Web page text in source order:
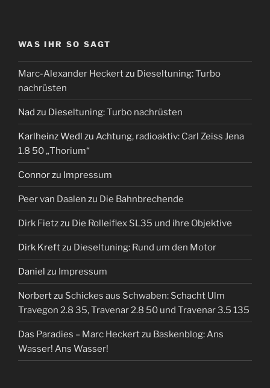
WAS IHR SO SAGT
Marc-Alexander Heckertzu Dieseltuning: Turbo
nachrüsten
Nad zu Dieseltuning: Turbo nachrüsten
Karlheinz Wedl zu Achtung, radioaktiv: Carl Zeiss Jena
1.8 50 „Thorium“
Connorzu Impressum
Peer van Daalen zu Die Bahnbrechende
Dirk Fietzzu Die Rolleiflex SL35 und ihre Objektive
Dirk Kreftzu Dieseltuning: Rund um den Motor
Daniel zu Impressum
Norbertzu Schickes aus Schwaben: Schacht Ulm
Travegon 2.8 35, Travenar 2.8 50 und Travenar 3.5 135
Das Paradies – Marc Heckertzu Baskenblog: Ans
Wasser! Ans Wasser!